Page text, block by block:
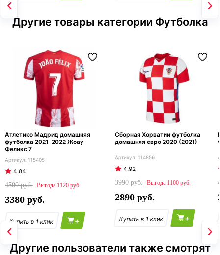
Другие товары категории Футболка
Атлетико Мадрид домашняя
футболка 2021-2022 Жоау
Феликс 7
115405
4.84
4500
1120
3380
+
Сборная Хорватии футболка
домашняя евро 2020 (2021)
114856
4.92
3990
1100
2890
+
Другие пользователи также смотрят